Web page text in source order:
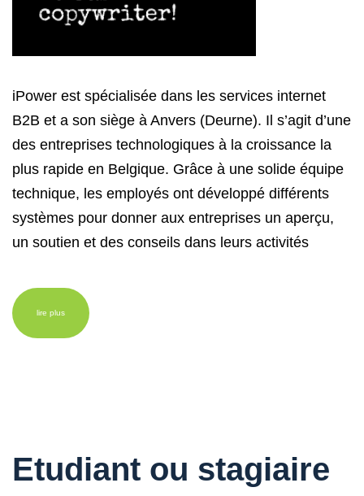
iPower est spécialisée dans les services internet
B2B et a son siège à Anvers (Deurne). Il s’agit d’une
des entreprises technologiques à la croissance la
plus rapide en Belgique. Grâce à une solide équipe
technique, les employés ont développé différents
systèmes pour donner aux entreprises un aperçu,
un soutien et des conseils dans leurs activités
lire plus
Etudiant ou stagiaire